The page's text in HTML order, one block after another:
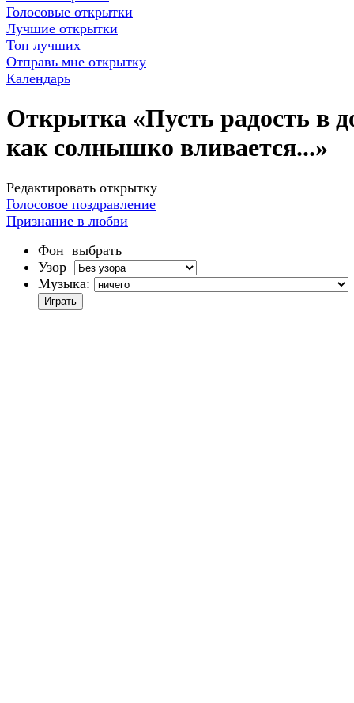
Голосовые открытки
Лучшие открытки
Топ лучших
Отправь мне открытку
Календарь
Открытка «Пусть радость в
как солнышко вливается...»
Редактировать открытку
Голосовое поздравление
Признание в любви
Фон выбрать
Узор
Музыка: